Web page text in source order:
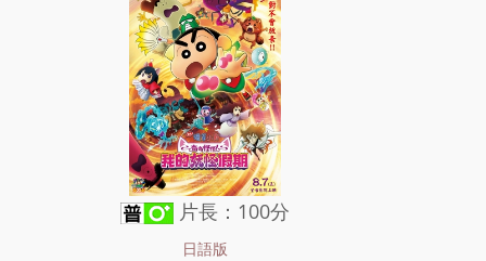
片長：100分
日語版